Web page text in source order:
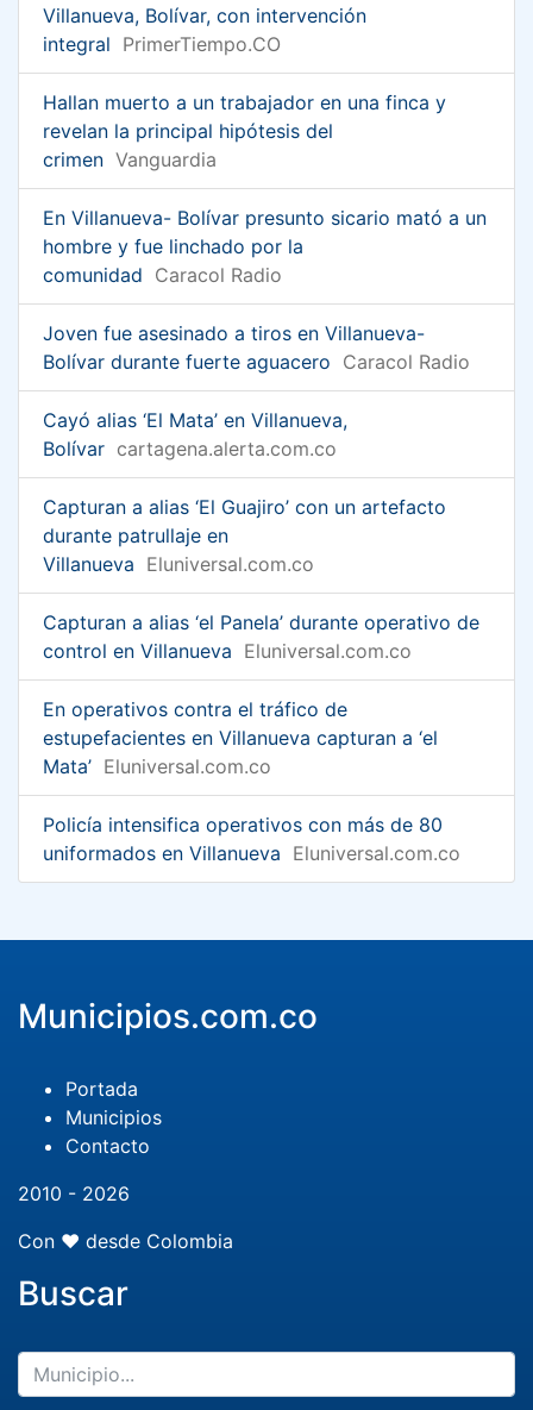
Villanueva, Bolívar, con intervención
integral PrimerTiempo.CO
Hallan muerto a un trabajador en una finca y
revelan la principal hipótesis del
crimen Vanguardia
En Villanueva- Bolívar presunto sicario mató a un
hombre y fue linchado por la
comunidad Caracol Radio
Joven fue asesinado a tiros en Villanueva-
Bolívar durante fuerte aguacero Caracol Radio
Cayó alias ‘El Mata’ en Villanueva,
Bolívar cartagena.alerta.com.co
Capturan a alias ‘El Guajiro’ con un artefacto
durante patrullaje en
Villanueva Eluniversal.com.co
Capturan a alias ‘el Panela’ durante operativo de
control en Villanueva Eluniversal.com.co
En operativos contra el tráfico de
estupefacientes en Villanueva capturan a ‘el
Mata’ Eluniversal.com.co
Policía intensifica operativos con más de 80
uniformados en Villanueva Eluniversal.com.co
Municipios.com.co
Portada
Municipios
Contacto
2010 - 2026
Con ❤️ desde Colombia
Buscar